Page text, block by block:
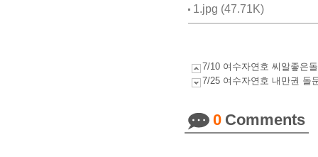
1.jpg (47.71K)
7/10 여수자연호 씨알좋은
7/25 여수자연호 내만권 돌
0 Comments